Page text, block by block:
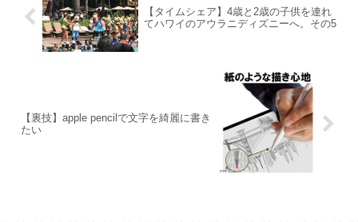
【タイムシェア】4歳と2歳の子供を連れ
てハワイのアウラニディズニーへ。その5
【裏技】apple pencilで文字を綺麗に書き
たい